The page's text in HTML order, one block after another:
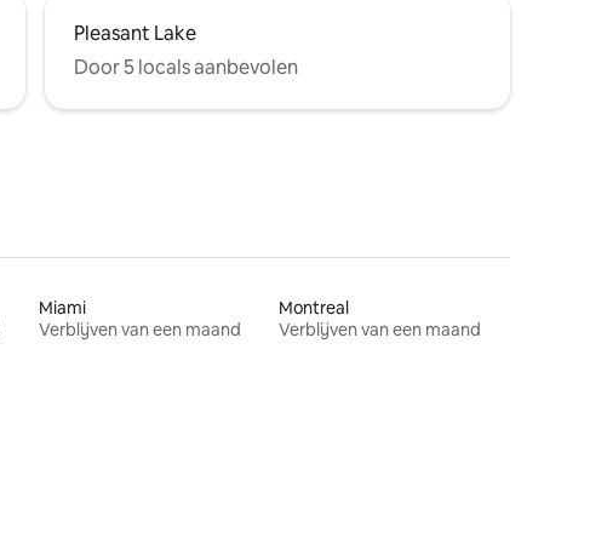
Pleasant Lake
Door 5 locals aanbevolen
Miami
Verblijven van een maand
Montreal
Verblijven van een maand